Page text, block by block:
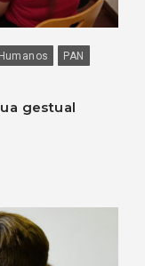
PAN
gestual